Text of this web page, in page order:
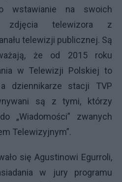
wstawianie na swoich
zdjęcia telewizora z
telewizji publicznej. Są
że od 2015 roku
w Telewizji Polskiej to
dziennikarze stacji TVP
są z tymi, którzy
„Wiadomości” zwanych
Telewizyjnym”.
się Agustinowi Egurroli,
w jury programu